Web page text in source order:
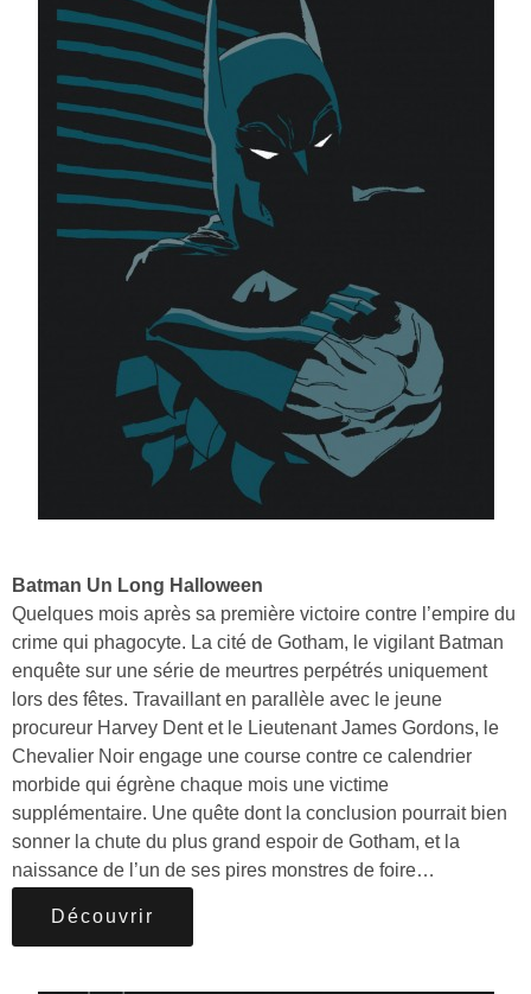
Batman Un Long Halloween
Quelques mois après sa première victoire contre l’empire du
crime qui phagocyte. La cité de Gotham, le vigilant Batman
enquête sur une série de meurtres perpétrés uniquement
lors des fêtes. Travaillant en parallèle avec le jeune
procureur Harvey Dent et le Lieutenant James Gordons, le
Chevalier Noir engage une course contre ce calendrier
morbide qui égrène chaque mois une victime
supplémentaire. Une quête dont la conclusion pourrait bien
sonner la chute du plus grand espoir de Gotham, et la
naissance de l’un de ses pires monstres de foire…
Découvrir